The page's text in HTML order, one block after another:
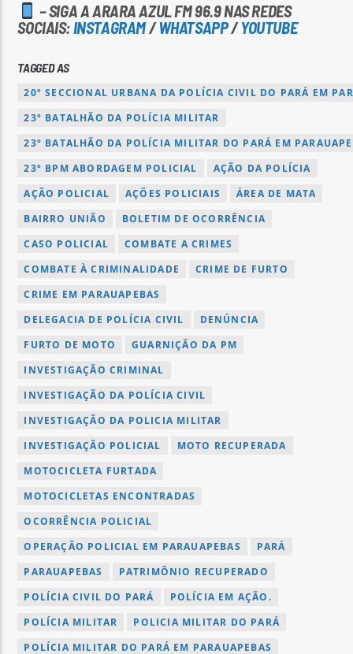
– SIGA A ARARA AZUL FM 96.9 NAS REDES
SOCIAIS:INSTAGRAM/WHATSAPP/YOUTUBE
TAGGED AS
20º SECCIONAL URBANA DA POLÍCIA CIVIL DO PARÁ EM
23º BATALHÃO DA POLÍCIA MILITAR
23º BATALHÃO DA POLÍCIA MILITAR DO PARÁ EM
23º BPM ABORDAGEM POLICIAL
AÇÃO DA POLÍCIA
AÇÃO POLICIAL
AÇÕES POLICIAIS
ÁREA DE MATA
BAIRRO UNIÃO
BOLETIM DE OCORRÊNCIA
CASO POLICIAL
COMBATE A CRIMES
COMBATE À CRIMINALIDADE
CRIME DE FURTO
CRIME EM PARAUAPEBAS
DELEGACIA DE POLÍCIA CIVIL
DENÚNCIA
FURTO DE MOTO
GUARNIÇÃO DA PM
INVESTIGAÇÃO CRIMINAL
INVESTIGAÇÃO DA POLÍCIA CIVIL
INVESTIGAÇÃO DA POLICIA MILITAR
INVESTIGAÇÃO POLICIAL
MOTO RECUPERADA
MOTOCICLETA FURTADA
MOTOCICLETAS ENCONTRADAS
OCORRÊNCIA POLICIAL
OPERAÇÃO POLICIAL EM PARAUAPEBAS
PARÁ
PARAUAPEBAS
PATRIMÔNIO RECUPERADO
POLÍCIA CIVIL DO PARÁ
POLÍCIA EM AÇÃO.
POLÍCIA MILITAR
POLICIA MILITAR DO PARÁ
POLÍCIA MILITAR DO PARÁ EM PARAUAPEBAS